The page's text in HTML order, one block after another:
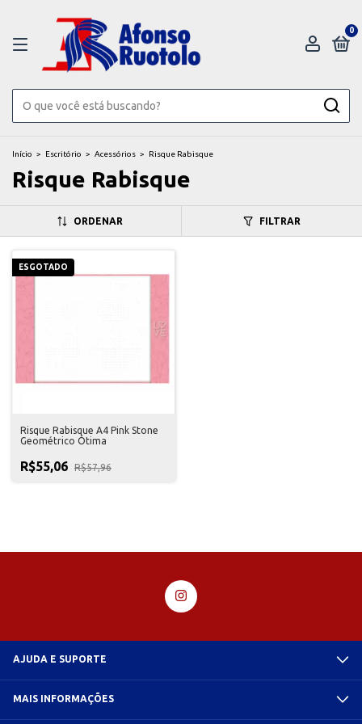
0
Início > Escritório > Acessórios > Risque Rabisque
Risque Rabisque
ORDENAR FILTRAR
ESGOTADO
Risque Rabisque A4 Pink Stone
Geométrico Ótima
R$55,06 R$57,96
AJUDA E SUPORTE
MAIS INFORMAÇÕES